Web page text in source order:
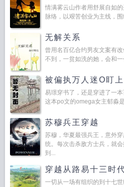
情满雾云山作者用舒展自如
脉络，以艰苦创业为主线，
无解关系
曾用名百亿合约男友文案有
不到，一贫如洗的她，会和
被偏执万人迷O盯上
易璟穿书了，还是穿进了一
这本po文的omega女主郁淼
苏穆兵王穿越
苏穆，华夏最强兵王，意外
统。每次击杀敌方士兵，就
到...
穿越从路易十三时
一切从一场有组织的到十